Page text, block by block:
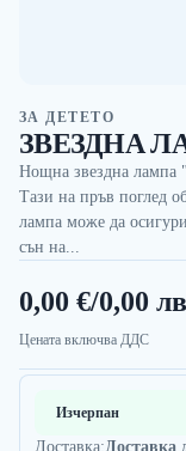
ЗА ДЕТЕТО
ЗВЕЗДНА
Нощна звездна лампа
Тази на пръв поглед
лампа може да
сън на...
0,00 €/0,00
Цената включва ДДС
Изчерпан
Доставка:Доставка